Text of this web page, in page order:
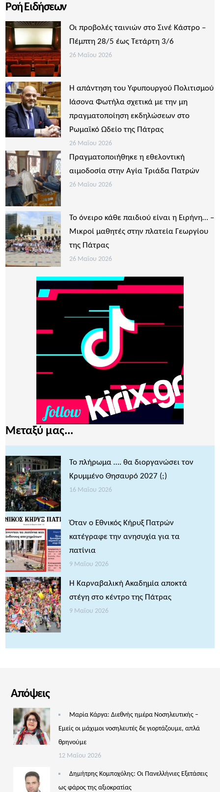
Ροή Ειδήσεων
Οι προβολές ταινιών στο Σινέ Κάστρο –
Πέμπτη 28/5 έως Τετάρτη 3/6
26 Μαΐου 2026
Η απάντηση του Υφυπουργού Πολιτισμού
Ιάσονα Φωτήλα σχετικά με την μη
πραγματοποίηση εκδηλώσεων στο
Ρωμαϊκό Ωδείο της Πάτρας
26 Μαΐου 2026
Πραγματοποιήθηκε η εθελοντική
αιμοδοσία στην Αγία Τριάδα Πατρών
26 Μαΐου 2026
Το όνειρο κάθε παιδιού είναι η Ειρήνη… –
Μικροί μαθητές στην πλατεία Γεωργίου
της Πάτρας
26 Μαΐου 2026
Μεταξύ μας...
Το πλήρωμα …. θα διοργανώσει τον
Κρυμμένο Θησαυρό 2027 (;)
16 Μαΐου 2026
Όταν ο Εθνικός Κήρυξ Πατρών
κατέγραφε την ανησυχία για τα
πατίνια
9 Μαΐου 2026
Η Καρναβαλική Ακαδημία αποκτά
στέγη στο κέντρο της Πάτρας
9 Μαΐου 2026
Απόψεις
Μαρία Κάργα: Διεθνής ημέρα Νοσηλευτικής –
Εμείς οι μάχιμοι νοσηλευτές δε γιορτάζουμε, απλά
θρηνούμε
12 Μαΐου 2026
Δημήτρης Κομποχόλης: Οι Πανελλήνιες Εξετάσεις
ως φάρος της αξιοκρατίας